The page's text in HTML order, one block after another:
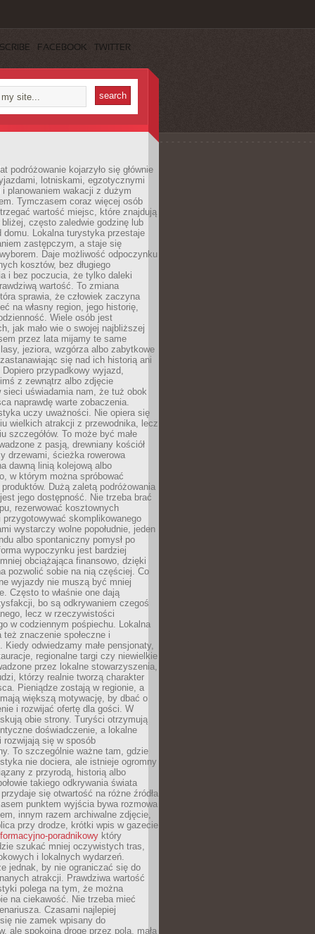
FACEBOOK TWITTER
podróżowanie kojarzyło się głównie
lotniskami, egzotycznymi
i planowaniem wakacji z dużym
Tymczasem coraz więcej osób
wartość miejsc, które znajdują
często zaledwie godzinę lub
domu. Lokalna turystyka przestaje
zastępczym, a staje się
Daje możliwość odpoczynku
kosztów, bez długiego
i bez poczucia, że tylko daleki
wartość. To zmiana
sprawia, że człowiek zaczyna
na własny region, jego historię,
Wiele osób jest
jak mało wie o swojej najbliższej
przez lata mijamy te same
jeziora, wzgórza albo zabytkowe
się nad ich historią ani
Dopiero przypadkowy wyjazd,
z zewnątrz albo zdjęcie
sieci uświadamia nam, że tuż obok
naprawdę warte zobaczenia.
uczy uważności. Nie opiera się
wielkich atrakcji z przewodnika, lecz
szczegółów. To może być małe
z pasją, drewniany kościół
drzewami, ścieżka rowerowa
dawną linią kolejową albo
w którym można spróbować
Dużą zaletą podróżowania
jego dostępność. Nie trzeba brać
rezerwować kosztownych
przygotowywać skomplikowanego
wystarczy wolne popołudnie, jeden
albo spontaniczny pomysł po
wypoczynku jest bardziej
obciążająca finansowo, dzięki
pozwolić sobie na nią częściej. Co
wyjazdy nie muszą być mniej
Często to właśnie one dają
bo są odkrywaniem czegoś
lecz w rzeczywistości
w codziennym pośpiechu. Lokalna
znaczenie społeczne i
Kiedy odwiedzamy małe pensjonaty,
regionalne targi czy niewielkie
przez lokalne stowarzyszenia,
którzy realnie tworzą charakter
Pieniądze zostają w regionie, a
większą motywację, by dbać o
i rozwijać ofertę dla gości. W
obie strony. Turyści otrzymują
doświadczenie, a lokalne
rozwijają się w sposób
To szczególnie ważne tam, gdzie
nie dociera, ale istnieje ogromny
z przyrodą, historią albo
takiego odkrywania świata
się otwartość na różne źródła
punktem wyjścia bywa rozmowa
innym razem archiwalne zdjęcie,
przy drodze, krótki wpis w gazecie
poradnikowy który
szukać mniej oczywistych tras,
i lokalnych wydarzeń.
jednak, by nie ograniczać się do
atrakcji. Prawdziwa wartość
polega na tym, że można
na ciekawość. Nie trzeba mieć
Czasami najlepiej
nie zamek wpisany do
ale spokojną drogę przez pola, małą